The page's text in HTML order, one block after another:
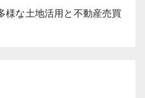
様な土地活用と不動産売買